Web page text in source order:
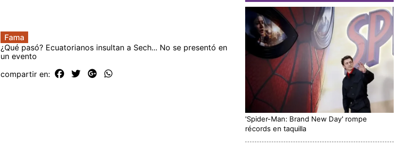
Fama
¿Qué pasó? Ecuatorianos insultan a Sech... No se presentó en
un evento
compartir en:
'Spider-Man: Brand New Day' rompe
récords en taquilla